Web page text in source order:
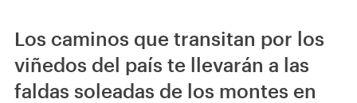
Los caminos que transitan por los
viñedos del país te llevarán a las
faldas soleadas de los montes en